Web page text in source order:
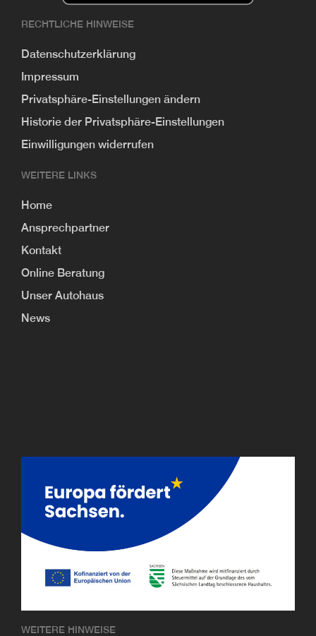
RECHTLICHE HINWEISE
Datenschutzerklärung
Impressum
Privatsphäre-Einstellungen ändern
Historie der Privatsphäre-Einstellungen
Einwilligungen widerrufen
WEITERE LINKS
Home
Ansprechpartner
Kontakt
Online Beratung
Unser Autohaus
News
WEITERE HINWEISE